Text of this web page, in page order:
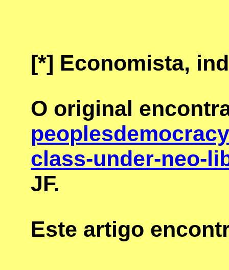
[*] Economista,
O original
class-under-neo-
JF.
Este artigo